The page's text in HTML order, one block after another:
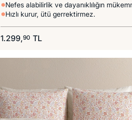
Hızlı kurur, ütü gerrektirmez.
1.299,90 TL